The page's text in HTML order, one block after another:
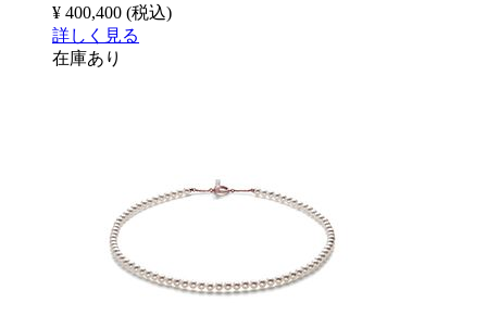
¥ 400,400 (税込)
詳しく見る
在庫あり